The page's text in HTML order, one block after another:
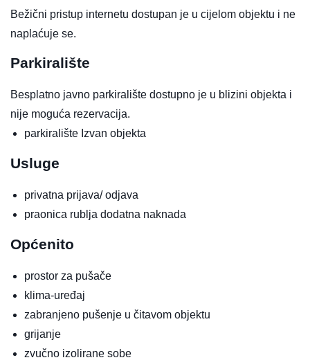
Bežični pristup internetu dostupan je u cijelom objektu i ne
naplaćuje se.
Parkiralište
Besplatno javno parkiralište dostupno je u blizini objekta i
nije moguća rezervacija.
parkiralište Izvan objekta
Usluge
privatna prijava/ odjava
praonica rublja dodatna naknada
Općenito
prostor za pušače
klima-uređaj
zabranjeno pušenje u čitavom objektu
grijanje
zvučno izolirane sobe